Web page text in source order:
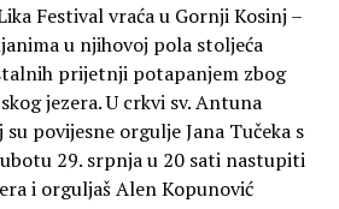
Festival vraća u Gornji Kosinj –
u njihovoj pola stoljeća
prijetnji potapanjem zbog
jezera. U crkvi sv. Antuna
povijesne orgulje Jana Tučeka s
29. srpnja u 20 sati nastupiti
i orguljaš Alen Kopunović